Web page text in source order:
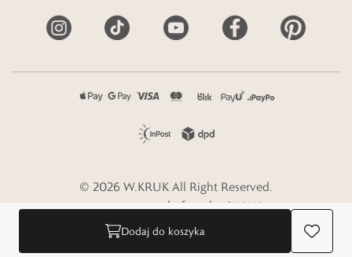
Dodaj do koszyka
© 2026 W.KRUK All Right Reserved.
e-commerce platform by